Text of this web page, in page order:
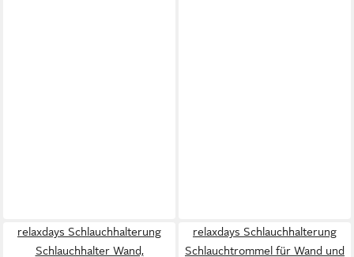
relaxdays Schlauchhalterung
Schlauchhalter Wand,
relaxdays Schlauchhalterung
Schlauchtrommel für Wand und